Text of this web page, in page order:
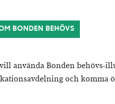
BONDEN BEHÖVS
använda Bonden behövs-
och komma